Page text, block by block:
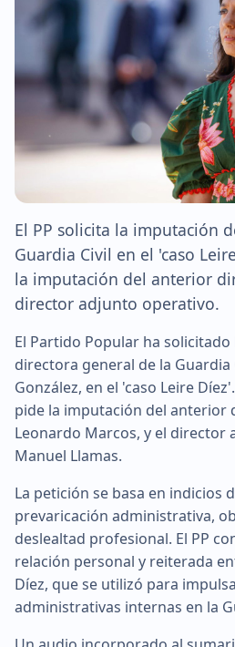
El PP solicita la imputación
Guardia Civil en el 'caso
la imputación del anterior
director adjunto operativo.
El Partido Popular ha
directora general de la Guardia
González, en el 'caso Leire
pide la imputación del anterior
Leonardo Marcos, y el director
Manuel Llamas.
La petición se basa en indicios
prevaricación administrativa,
deslealtad profesional. El PP
relación personal y reiterada
Díez, que se utilizó para
administrativas internas en la